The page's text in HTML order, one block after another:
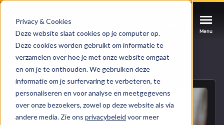
Privacy & Cookies
Deze website slaat cookies op je computer op.
Deze cookies worden gebruikt om informatie te
verzamelen over hoe je met onze website omgaat
en om je te onthouden. We gebruiken deze
informatie om je surfervaring te verbeteren, te
personaliseren en voor analyse en meetgegevens
over onze bezoekers, zowel op deze website als via
andere media. Zie ons privacybeleid voor meer
Menu
Menu
HUBSPOT SERVICES
Cases
Branches
Menu
Could not loads results. Please refresh the
Naar blogoverzicht